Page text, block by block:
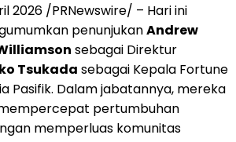
2026 /PRNewswire/ – Hari ini
penunjukanAndrew
sebagai Direktur
Tsukada sebagai Kepala Fortune
Pasifik. Dalam jabatannya, mereka
pertumbuhan
memperluas komunitas